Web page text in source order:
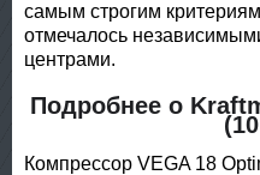
самым строгим
отмечалось
центрами.
Подробнее о
Компрессор VEGA 18